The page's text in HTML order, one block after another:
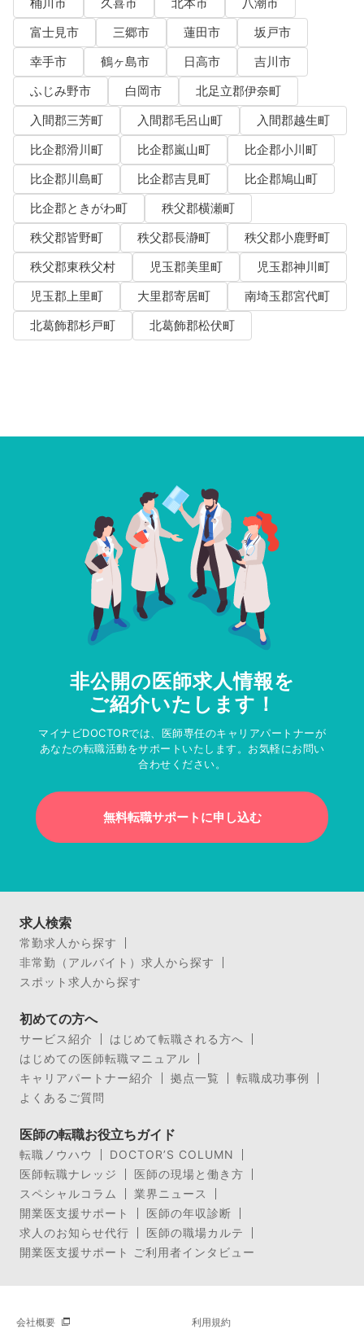
桶川市
久喜市 北本市
八潮市
富士見市
三郷市 蓮田市
坂戸市
幸手市
鶴ヶ島市 日高市
吉川市
ふじみ野市
白岡市
北足立郡伊奈町
入間郡三芳町
入間郡毛呂山町
入間郡越生町
比企郡滑川町
比企郡嵐山町
比企郡小川町
比企郡川島町
比企郡吉見町
比企郡鳩山町
比企郡ときがわ町
秩父郡横瀬町
秩父郡皆野町
秩父郡長瀞町
秩父郡小鹿野町
秩父郡東秩父村
児玉郡美里町
児玉郡神川町
児玉郡上里町
大里郡寄居町
南埼玉郡宮代町
北葛飾郡杉戸町
北葛飾郡松伏町
非公開の医師求人情報を
ご紹介いたします！
マイナビDOCTORでは、医師専任のキャリアパートナーが
あなたの転職活動をサポートいたします。お気軽にお問い
合わせください。
無料転職サポートに申し込む
求人検索
常勤求人から探す
非常勤（アルバイト）求人から探す
スポット求人から探す
初めての方へ
サービス紹介
はじめて転職される方へ
はじめての医師転職マニュアル
キャリアパートナー紹介
拠点一覧
転職成功事例
よくあるご質問
医師の転職お役立ちガイド
転職ノウハウ
DOCTOR’S COLUMN
医師転職ナレッジ
医師の現場と働き方
スペシャルコラム
業界ニュース
開業医支援サポート
医師の年収診断
求人のお知らせ代行
医師の職場カルテ
開業医支援サポート ご利用者インタビュー
会社概要 利用規約